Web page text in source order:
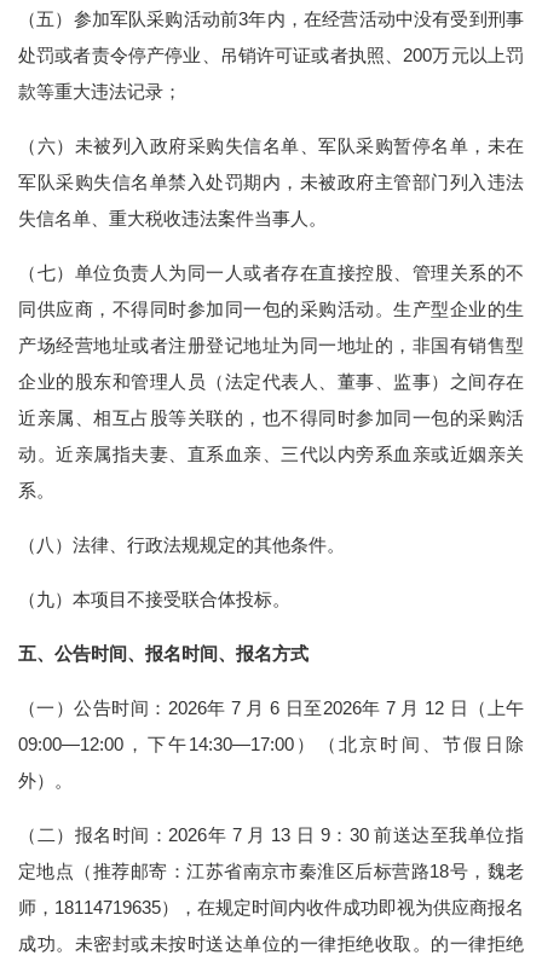
（五）参加军队采购活动前3年内，在经营活动中没有受到刑事
处罚或者责令停产停业、吊销许可证或者执照、200万元以上罚
款等重大违法记录；
（六）未被列入政府采购失信名单、军队采购暂停名单，未在
军队采购失信名单禁入处罚期内，未被政府主管部门列入违法
失信名单、重大税收违法案件当事人。
（七）单位负责人为同一人或者存在直接控股、管理关系的不
同供应商，不得同时参加同一包的采购活动。生产型企业的生
产场经营地址或者注册登记地址为同一地址的，非国有销售型
企业的股东和管理人员（法定代表人、董事、监事）之间存在
近亲属、相互占股等关联的，也不得同时参加同一包的采购活
动。近亲属指夫妻、直系血亲、三代以内旁系血亲或近姻亲关
系。
（八）法律、行政法规规定的其他条件。
（九）本项目不接受联合体投标。
五、公告时间、报名时间、报名方式
（一）公告时间：2026年 7 月 6 日至2026年 7 月 12 日（上午
09:00—12:00，下午14:30—17:00）（北京时间、节假日除
外）。
（二）报名时间：2026年 7 月 13 日 9：30 前送达至我单位指
定地点（推荐邮寄：江苏省南京市秦淮区后标营路18号，魏老
师，18114719635），在规定时间内收件成功即视为供应商报名
成功。未密封或未按时送达单位的一律拒绝收取。的一律拒绝